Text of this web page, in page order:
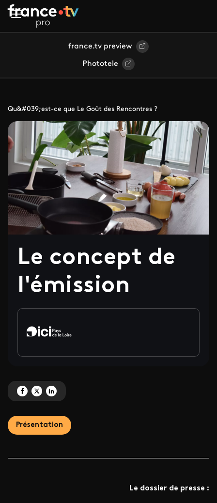
Aller au contenu principal
france.tv preview
Phototele
Qu&#039;est-ce que Le Goût des Rencontres ?
Le concept de
l'émission
Partagez 'Le concept de l'émission ' sur Facebook
Partagez 'Le concept de l'émission ' sur X
Partagez 'Le concept de l'émission ' sur LinkedIn
Présentation
Le dossier de presse :